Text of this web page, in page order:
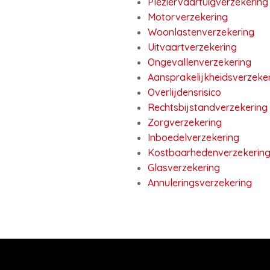
Motorverzekering
Woonlastenverzekering
Uitvaartverzekering
Ongevallenverzekering
Overlijdensrisico
Rechtsbijstandverzekering
Zorgverzekering
Inboedelverzekering
Kostbaarhedenverzekering
Glasverzekering
Annuleringsverzekering